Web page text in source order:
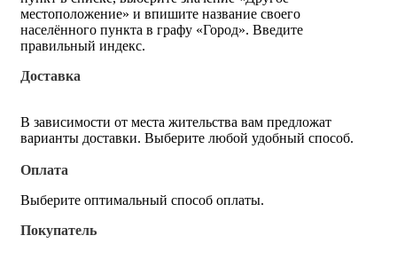
местоположение» и впишите название своего
населённого пункта в графу «Город». Введите
правильный индекс.
Доставка
В зависимости от места жительства вам предложат
варианты доставки. Выберите любой удобный способ.
Оплата
Выберите оптимальный способ оплаты.
Покупатель